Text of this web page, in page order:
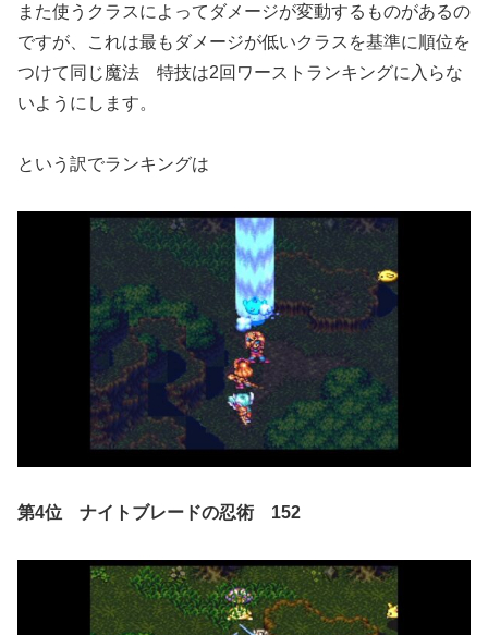
また使うクラスによってダメージが変動するものがあるの
ですが、これは最もダメージが低いクラスを基準に順位を
つけて同じ魔法 特技は2回ワーストランキングに入らな
いようにします。
という訳でランキングは
第4位 ナイトブレードの忍術 152